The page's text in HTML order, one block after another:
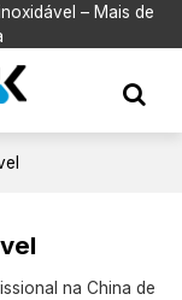
– Mais de
na China de